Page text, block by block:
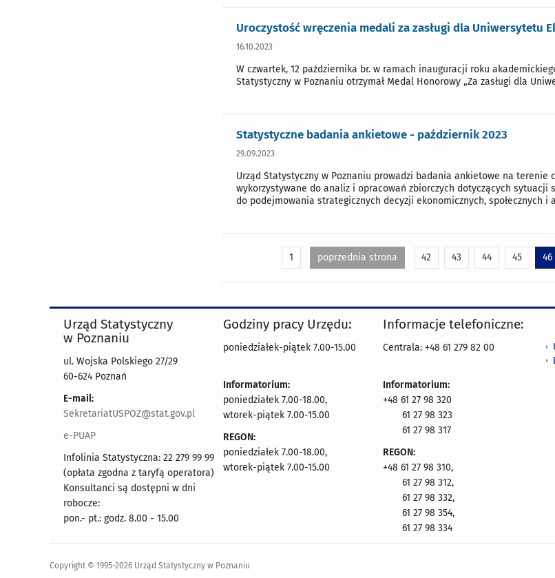
Uroczystość wręczenia medali za zasługi dla Uniwersytetu
16.10.2023
W czwartek, 12 października br. w ramach inauguracji roku
Statystyczny w Poznaniu otrzymał Medal Honorowy „Za zasługi dla
Statystyczne badania ankietowe - październik 2023
29.09.2023
Urząd Statystyczny w Poznaniu prowadzi badania ankietowe na terenie
wykorzystywane do analiz i opracowań zbiorczych dotyczących
do podejmowania strategicznych decyzji ekonomicznych, społecznych
1 poprzednia strona 42 43 44 45 46
Urząd Statystyczny
w Poznaniu
ul. Wojska Polskiego 27/29
60-624 Poznań
E-mail:
SekretariatUSPOZ@stat.gov.pl
e-PUAP
Infolinia Statystyczna: 22 279 99 99
(opłata zgodna z taryfą operatora)
Konsultanci są dostępni w dni
robocze:
pon.- pt.: godz. 8.00 - 15.00
Godziny pracy Urzędu:
poniedziałek-piątek 7.00-15.00
Informatorium:
poniedziałek 7.00-18.00,
wtorek-piątek 7.00-15.00
REGON:
poniedziałek 7.00-18.00,
wtorek-piątek 7.00-15.00
Informacje telefoniczne:
Centrala: +48 61 279 82 00
Informatorium:
+48 61 27 98 320
61 27 98 323
61 27 98 317
REGON:
+48 61 27 98 310,
61 27 98 312,
61 27 98 332,
61 27 98 354,
61 27 98 334
Copyright © 1995-2026 Urząd Statystyczny w Poznaniu